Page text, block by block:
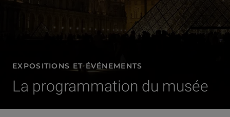
EXPOSITIONS ET ÉVÉNEMENTS
La programmation du musée